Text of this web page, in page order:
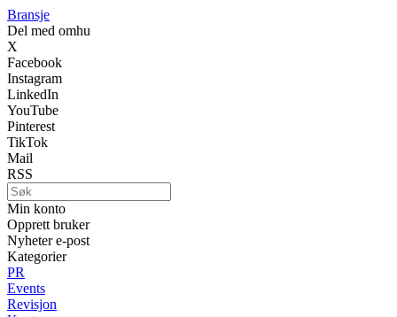
Bransje
Del med omhu
X
Facebook
Instagram
LinkedIn
YouTube
Pinterest
TikTok
Mail
RSS
Min konto
Opprett bruker
Nyheter e-post
Kategorier
PR
Events
Revisjon